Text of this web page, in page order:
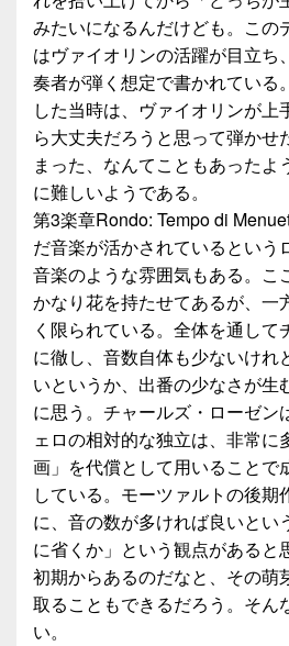
みたいになるんだけども。この
はヴァイオリンの活躍が目立ち
奏者が弾く想定で書かれている
した当時は、ヴァイオリンが上
ら大丈夫だろうと思って弾かせ
まった、なんてこともあったよ
に難しいようである。
第3楽章Rondo: Tempo di
だ音楽が活かされているという
音楽のような雰囲気もある。こ
かなり花を持たせてあるが、一
く限られている。全体を通して
に徹し、音数自体も少ないけれ
いというか、出番の少なさが生
に思う。チャールズ・ローゼン
ェロの相対的な独立は、非常に
画」を代償として用いることで
している。モーツァルトの後期
に、音の数が多ければ良いとい
に省くか」という観点があると
初期からあるのだなと、その萌
取ることもできるだろう。そん
い。